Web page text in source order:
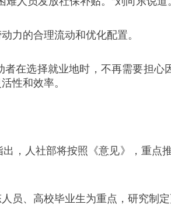
力的合理流动和优化配置。
在选择就业地时，不再需要担
性和效率。
，人社部将按照《意见》，重点
、高校毕业生为重点，研究制